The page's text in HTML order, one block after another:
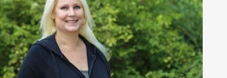
Beratung & Hilfe
Begegnung
Bildung